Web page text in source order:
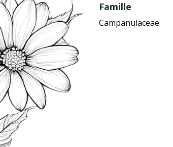
Famille
Campanulaceae